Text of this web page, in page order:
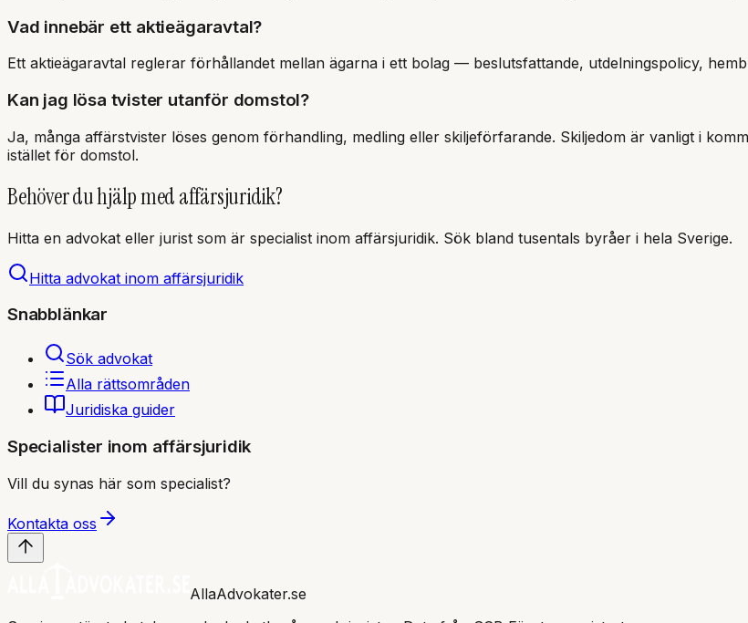
Vad innebär ett aktieägaravtal?
Ett aktieägaravtal reglerar förhållandet mellan ägarna i ett bolag — beslutsfattande, utdelningspolicy,
Kan jag lösa tvister utanför domstol?
Ja, många affärstvister löses genom förhandling, medling eller skiljeförfarande. Skiljedom är vanligt i
istället för domstol.
Behöver du hjälp medaffärsjuridik?
Hitta en advokat eller jurist som är specialist inom affärsjuridik. Sök bland tusentals byråer i hela Sverige.
Hitta advokat inom affärsjuridik
Snabblänkar
Sök advokat
Alla rättsområden
Juridiska guider
Specialister inom affärsjuridik
Vill du synas här som specialist?
Kontakta oss
AllaAdvokater.se